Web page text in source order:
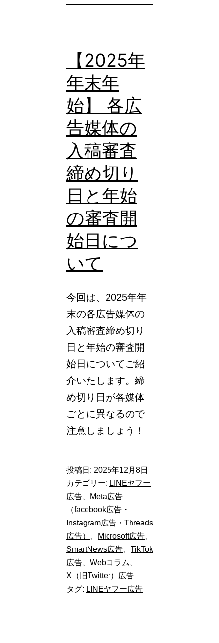
は？
既
存
投
稿
を
「売
れ
る
広
告」
に
変
イ
ン
フ
ル
エ
ン
サ
ー
施
最
大
化
す
る
配
信
手
【2025年
年末年
始】 各広
告媒体の
入稿審査
締め切り
日と年始
の審査開
始日につ
いて
今回は、2025年年
末の各広告媒体の
入稿審査締め切り
日と年始の審査開
始日についてご紹
介いたします。締
め切り日が各媒体
ごとに異なるので
注意しましょう！
投稿日: 2025年12月8日
カテゴリー: LINEヤフー
広告
Meta広告
（facebook広告・
Instagram広告・Threads
広告）
Microsoft広告
SmartNews広告
TikTok
広告
Webコラム
X（旧Twitter）広告
タグ: LINEヤフー広告